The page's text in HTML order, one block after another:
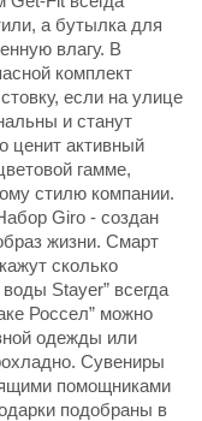
а бутылка для
влагу. В
комплект
если на улице
и станут
ценит активный
гамме,
стилю компании.
Giro - создан
жизни. Смарт
сколько
Stayer” всегда
Россел” можно
одежды или
Сувениры
помощниками
подобраны в